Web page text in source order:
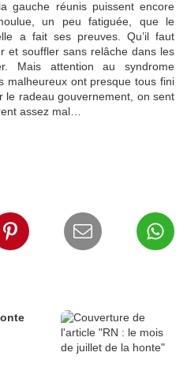
gauche réunis puissent encore
un peu fatiguée, que le
a fait ses preuves. Qu’il faut
et souffler sans relâche dans les
Mais attention au syndrome
malheureux ont presque tous fini
le radeau gouvernement, on sent
assez mal…